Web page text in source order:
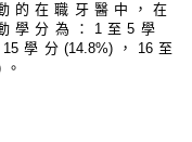
的在職牙醫中，在
學分為：1至5學
15學分 (14.8%)， 16至
。